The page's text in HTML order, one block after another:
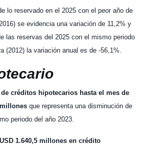
lo reservado en el 2025 con el peor año de
se evidencia una variación de 11,2% y
las reservas del 2025 con el mismo periodo
(2012) la variación anual es de -56,1%.
créditos hipotecarios hasta el mes de
que representa una disminución de
periodo del año 2023.
1.640,5 millones en crédito